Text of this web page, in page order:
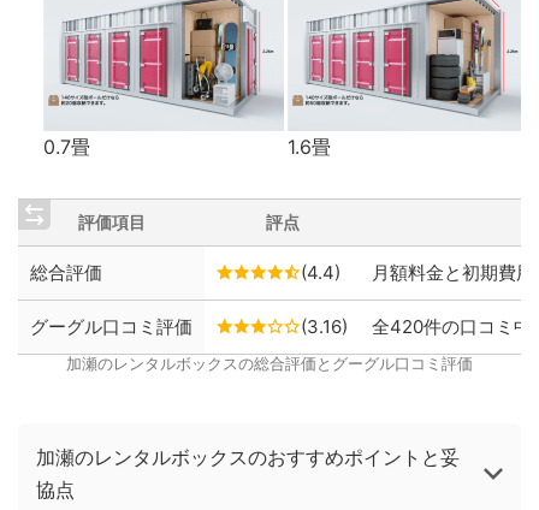
0.7畳 1.6畳
評価項目 評点
総合評価 (4.4) 月額料金と初期費
グーグル口コミ評価 (3.16) 全420件の口コミ中
加瀬のレンタルボックスの総合評価とグーグル口コミ評価
加瀬のレンタルボックスのおすすめポイントと妥
協点